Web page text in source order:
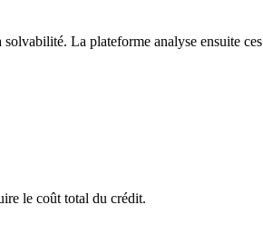
La plateforme analyse ensuite
le coût total du crédit.